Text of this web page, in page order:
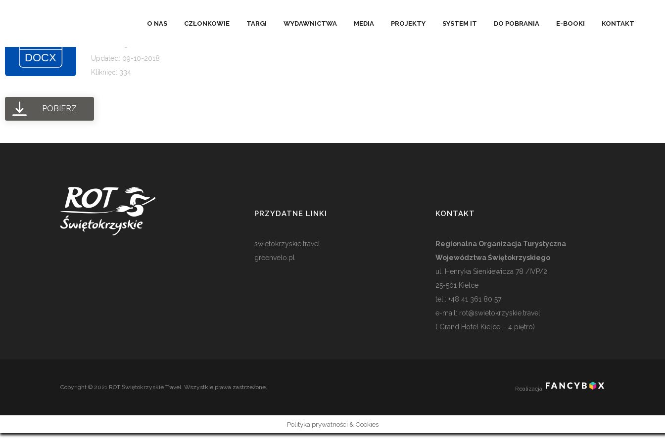
O NAS CZŁONKOWIE TARGI WYDAWNICTWA MEDIA PROJEKTY SYSTEM IT DO POBRANIA E-BOOKI KONTAKT
Updated: 09-10-2018
Kliknięć: 334
POBIERZ
PRZYDATNE LINKI
swietokrzyskie.travel
greenvelo.pl
KONTAKT
Regionalna Organizacja Turystyczna
Województwa Świętokrzyskiego
ul. Henryka Sienkiewicza 78 /IVP/2
25-501 Kielce
tel.: +48 41 361 80 57
e-mail: rot@swietokrzyskie.travel
( Grand Hotel Kielce – 4 piętro)
Copyright © 2021 ROT Świętokrzyskie Travel. Wszystkie prawa zastrzeżone. Realizacja:
Polityka prywatności & Cookies